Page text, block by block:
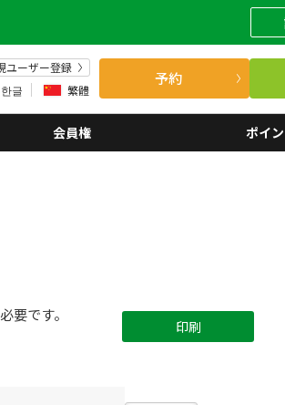
ユーザー登録
한글 繁體
予約
会員権 ポイ
要です。
印刷